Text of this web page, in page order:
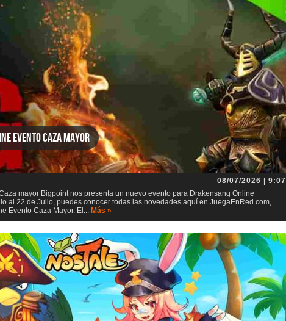
Evento Caza mayor
08/07/2026 | 9:07
mayor Bigpoint nos presenta un nuevo evento para Drakensang Online
al 22 de Julio, puedes conocer todas las novedades aquí en JuegaEnRed.com,
Evento Caza Mayor. El... Más »